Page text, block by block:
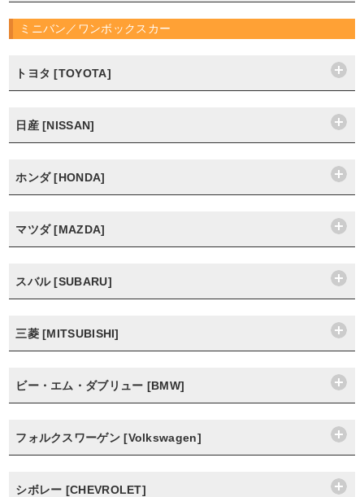
ミニバン／ワンボックスカー
トヨタ [TOYOTA]
日産 [NISSAN]
ホンダ [HONDA]
マツダ [MAZDA]
スバル [SUBARU]
三菱 [MITSUBISHI]
ビー・エム・ダブリュー [BMW]
フォルクスワーゲン [Volkswagen]
シボレー [CHEVROLET]